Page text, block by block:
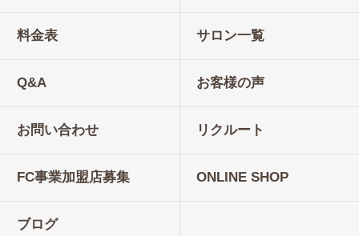
料金表 サロン一覧
Q&A お客様の声
お問い合わせ リクルート
FC事業加盟店募集 ONLINE SHOP
ブログ